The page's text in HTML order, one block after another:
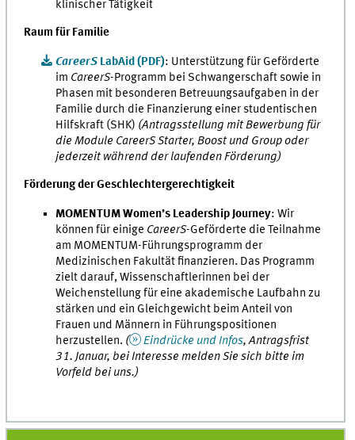
klinischer Tätigkeit
Raum für Familie
CareerSLabAid (PDF): Unterstützung für Geförderte
im CareerS-Programm bei Schwangerschaft sowie in
Phasen mit besonderen Betreuungsaufgaben in der
Familie durch die Finanzierung einer studentischen
Hilfskraft (SHK) (Antragsstellung mit Bewerbung für
die Module CareerS Starter, Boost und Group oder
jederzeit während der laufenden Förderung)
Förderung der Geschlechtergerechtigkeit
MOMENTUM Women’s Leadership Journey: Wir
können für einige CareerS-Geförderte die Teilnahme
am MOMENTUM-Führungsprogramm der
Medizinischen Fakultät finanzieren. Das Programm
zielt darauf, Wissenschaftlerinnen bei der
Weichenstellung für eine akademische Laufbahn zu
stärken und ein Gleichgewicht beim Anteil von
Frauen und Männern in Führungspositionen
herzustellen. ( Eindrücke und Infos, Antragsfrist
31. Januar, bei Interesse melden Sie sich bitte im
Vorfeld bei uns.)